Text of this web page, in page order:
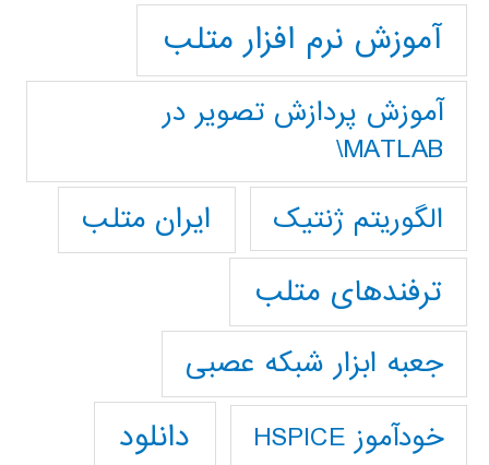
آموزش نرم افزار متلب
آموزش پردازش تصوير در
MATLAB\
الگوریتم ژنتیک
ایران متلب
ترفندهای متلب
جعبه ابزار شبکه عصبی
خودآموز HSPICE دانلود